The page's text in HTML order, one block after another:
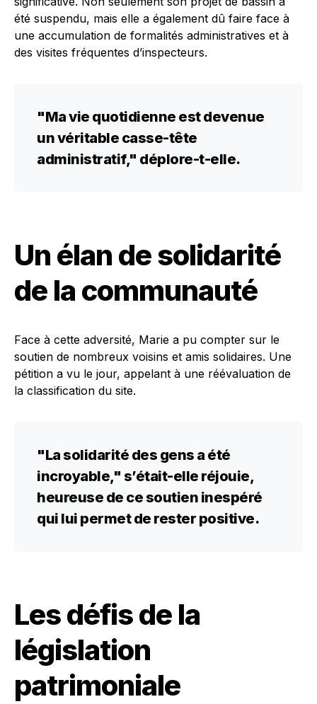
été suspendu, mais elle a également dû faire face à
une accumulation de formalités administratives et à
des visites fréquentes d’inspecteurs.
"Ma vie quotidienne est devenue
un véritable casse-tête
administratif," déplore-t-elle.
Un élan de solidarité
de la communauté
Face à cette adversité, Marie a pu compter sur le
soutien de nombreux voisins et amis solidaires. Une
pétition a vu le jour, appelant à une réévaluation de
la classification du site.
"La solidarité des gens a été
incroyable," s’était-elle réjouie,
heureuse de ce soutien inespéré
qui lui permet de rester positive.
Les défis de la
législation
patrimoniale